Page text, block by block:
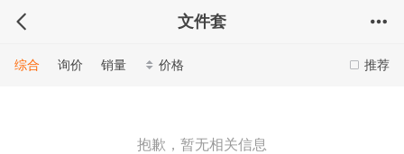
文件套
推荐
综合 询价 销量 价格
抱歉，暂无相关信息